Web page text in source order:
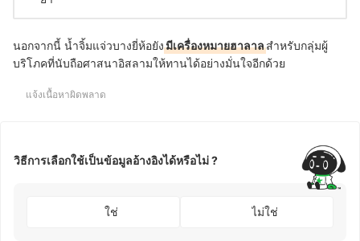
นอกจากนี้ น้ำจิ้มแจ่วบางยี่ห้อยังมีเครื่องหมายฮาลาลสำหรับกลุ่มผู้
บริโภคที่นับถือศาสนาอิสลามให้ทานได้อย่างมั่นใจอีกด้วย
แจ้งเนื้อหาผิดพลาด
วิธีการเลือกใช้เป็นข้อมูลอ้างอิงได้หรือไม่ ?
ใช่ ไม่ใช่